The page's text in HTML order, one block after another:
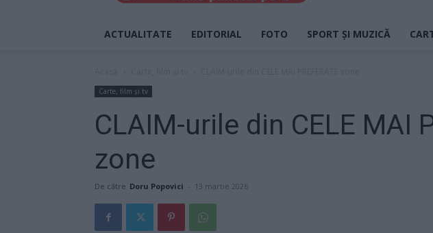
ACTUALITATE EDITORIAL FOTO SPORT ȘI MUZICĂ
Carte, film și tv
CLAIM-urile din CELE MAI
zone
De către Doru Popovici - 13 martie 2026